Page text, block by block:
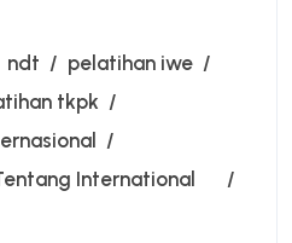
ndt
pelatihan iwe
tkpk
International